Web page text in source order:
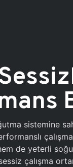
sistemine
de yeterli
çalışma